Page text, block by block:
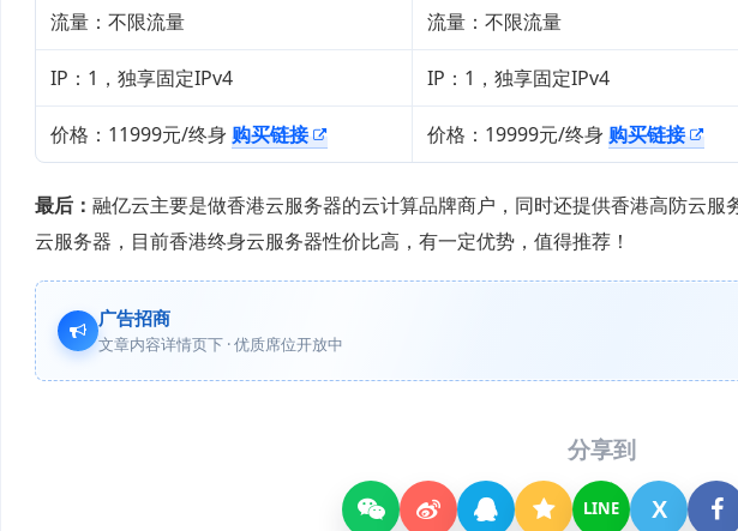
流量：不限流量 流量：不限流量
IP：1，独享固定IPv4 IP：1，独享固定IPv4
价格：11999元/终身 购买链接 价格：19999元/终身 购买链接
最后： 融亿云主要是做香港云服务器的云计算品牌商户，同时还提供香港高防云
云服务器，目前香港终身云服务器性价比高，有一定优势，值得推荐！
广告招商
文章内容详情页下 · 优质席位开放中
分享到
LINE X